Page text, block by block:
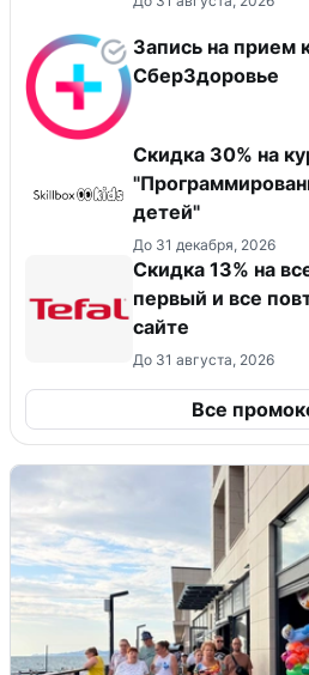
Запись на прием
СберЗдоровье
Скидка 30% на
детей"
До 31 декабря, 2026
Скидка 13% на
первый и все
сайте
До 31 августа, 2026
Все